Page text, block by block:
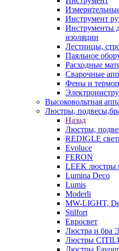
Инструмент
Инструменты
изоляции
Лестницы,
Паяльное
Расходные
Сварочные
Фены и
Высоковольтная
Люстры,
Назад
Люстры,
REDIGLE
Evoluce
FERON
LEEK люстры
Lumina Deco
Lumis
Moderli
MW-LIGHT,
Stilfort
Евросвет
Люстра и
Люстры